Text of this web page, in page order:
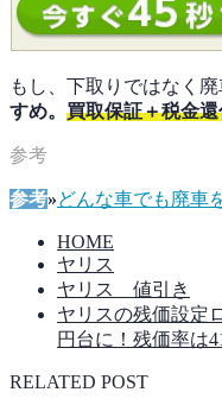
もし、下取りではなく
すめ。 買取保証＋税金
参考»どんな車でも廃車
HOME
ヤリス
ヤリス 値引き
ヤリスの残価設定
円台に！残価率は
RELATED POST